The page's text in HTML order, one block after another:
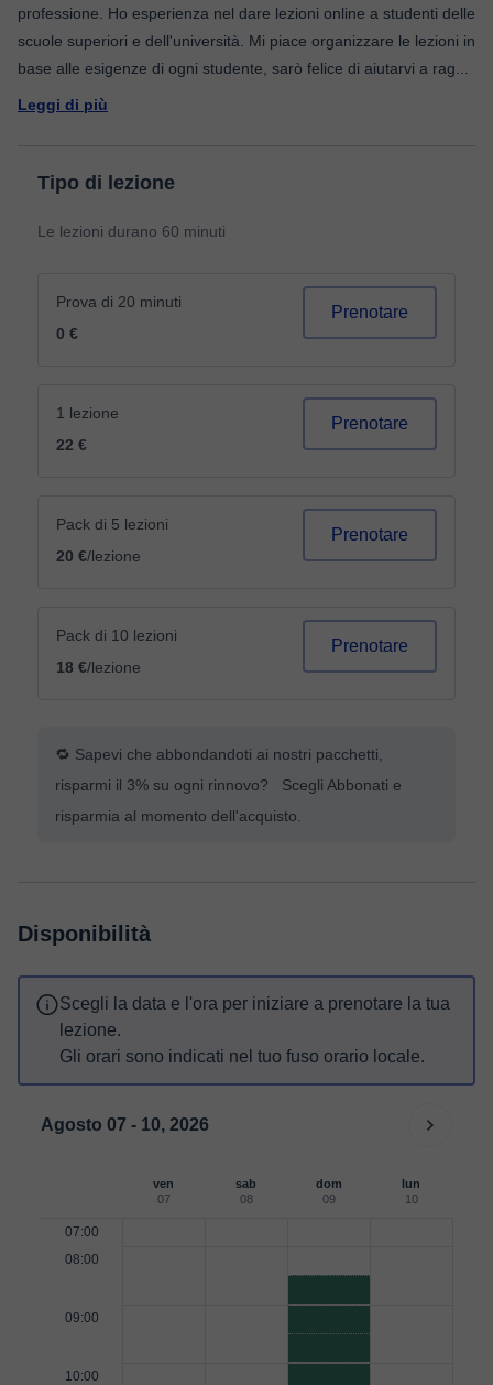
professione. Ho esperienza nel dare lezioni online a studenti delle
scuole superiori e dell'università. Mi piace organizzare le lezioni in
base alle esigenze di ogni studente, sarò felice di aiutarvi a rag
Leggi di più
Tipo di lezione
Le lezioni durano 60 minuti
Prova di 20 minuti
0 €
Prenotare
1 lezione
22 €
Prenotare
Pack di 5 lezioni
20 €/lezione
Prenotare
Pack di 10 lezioni
18 €/lezione
Prenotare
🔁 Sapevi che abbondandoti ai nostri pacchetti,
risparmi il 3% su ogni rinnovo? Scegli Abbonati e
risparmia al momento dell'acquisto.
Disponibilità
Scegli la data e l'ora per iniziare a prenotare la tua
lezione.
Gli orari sono indicati nel tuo fuso orario locale.
Agosto 07 - 10, 2026
ven
07
sab
08
dom
09
lun
10
07:00
08:00
09:00
10:00